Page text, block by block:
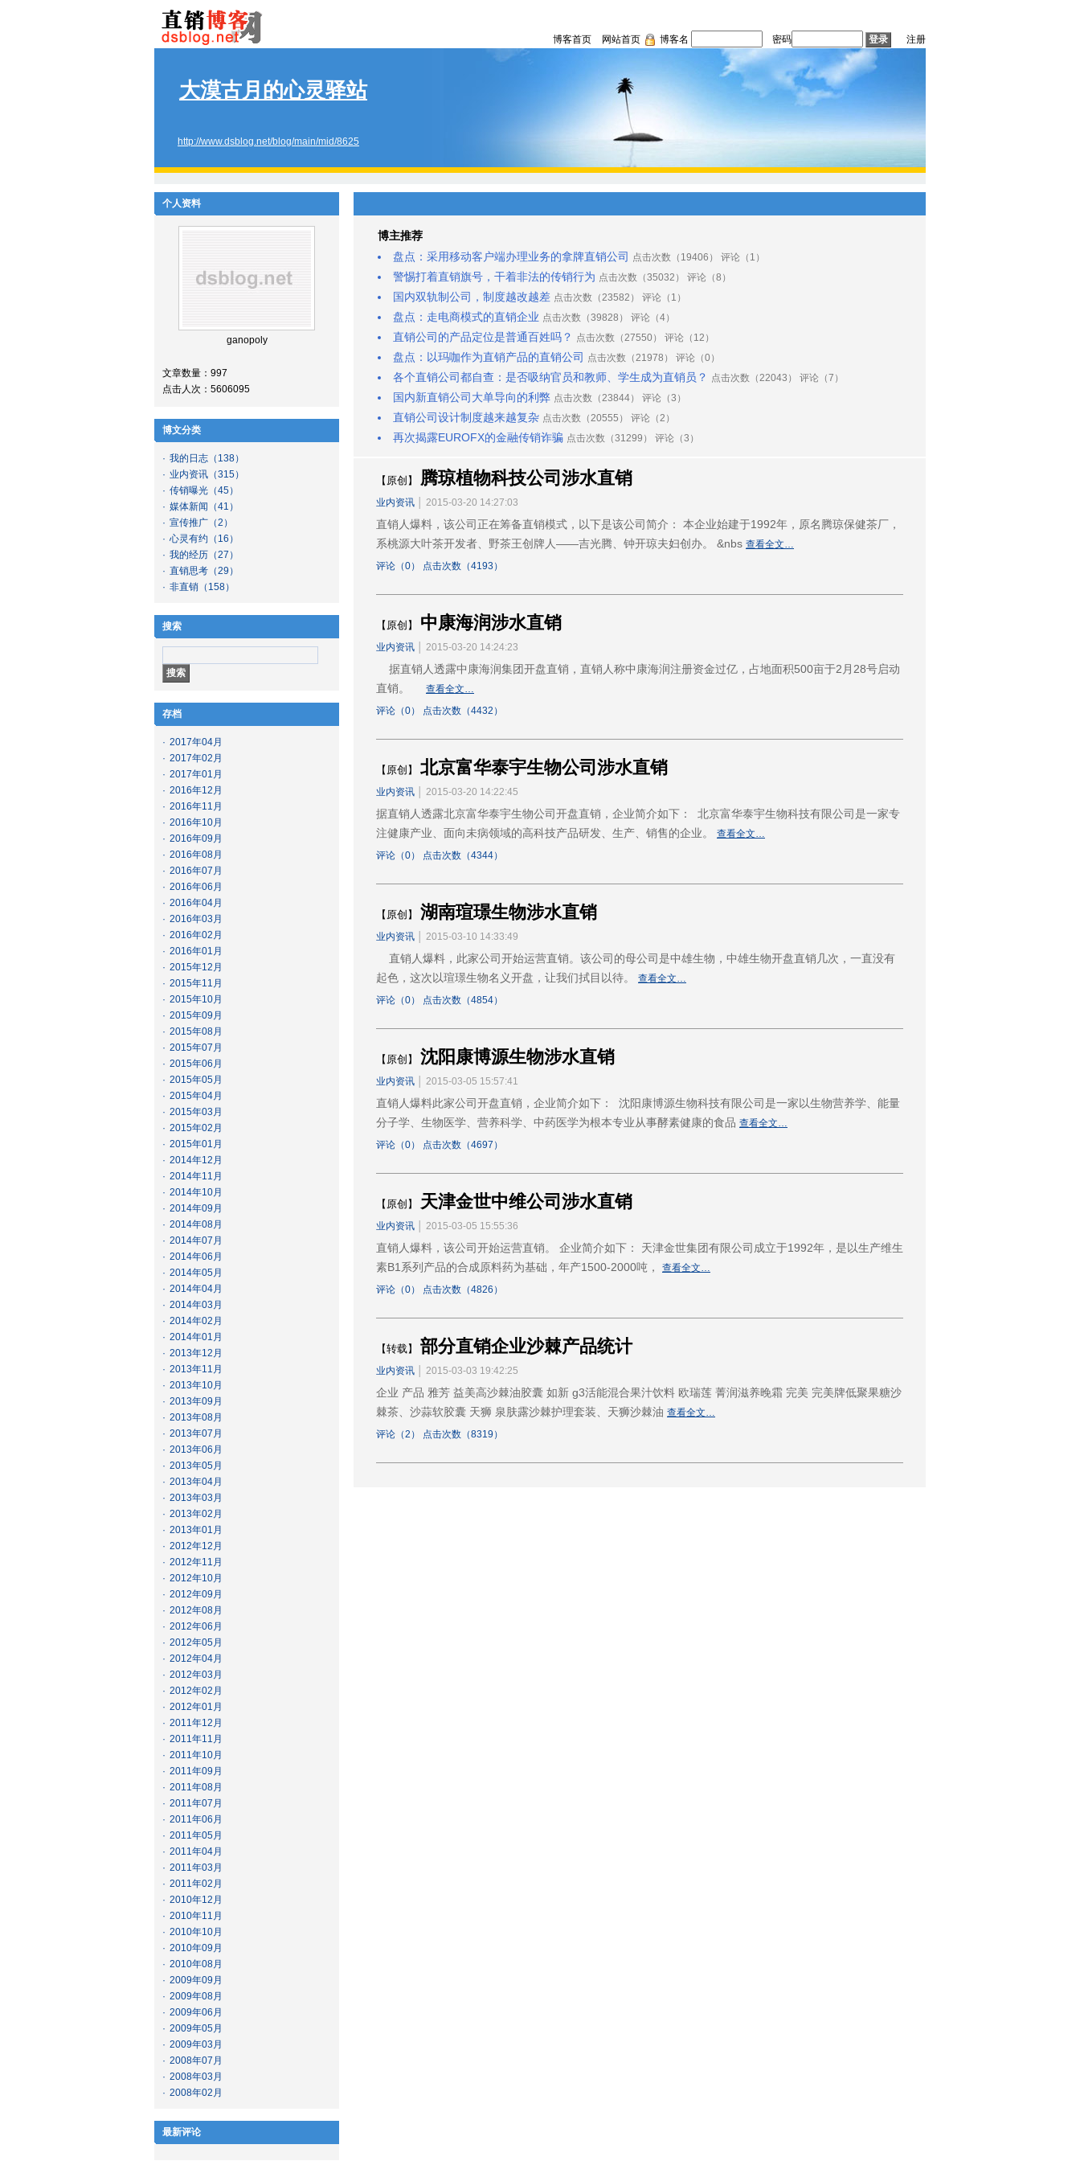
博客首页 网站首页 博客名 密码 注册
大漠古月的心灵驿站
http://www.dsblog.net/blog/main/mid/8625
个人资料
ganopoly
文章数量：997
点击人次：5606095
博文分类
· 我的日志 （138）
· 业内资讯 （315）
· 传销曝光 （45）
· 媒体新闻 （41）
· 宣传推广 （2）
· 心灵有约 （16）
· 我的经历 （27）
· 直销思考 （29）
· 非直销 （158）
搜索
存档
· 2017年04月
· 2017年02月
· 2017年01月
· 2016年12月
· 2016年11月
· 2016年10月
· 2016年09月
· 2016年08月
· 2016年07月
· 2016年06月
· 2016年04月
· 2016年03月
· 2016年02月
· 2016年01月
· 2015年12月
· 2015年11月
· 2015年10月
· 2015年09月
· 2015年08月
· 2015年07月
· 2015年06月
· 2015年05月
· 2015年04月
· 2015年03月
· 2015年02月
· 2015年01月
· 2014年12月
· 2014年11月
· 2014年10月
· 2014年09月
· 2014年08月
· 2014年07月
· 2014年06月
· 2014年05月
· 2014年04月
· 2014年03月
· 2014年02月
· 2014年01月
· 2013年12月
· 2013年11月
· 2013年10月
· 2013年09月
· 2013年08月
· 2013年07月
· 2013年06月
· 2013年05月
· 2013年04月
· 2013年03月
· 2013年02月
· 2013年01月
· 2012年12月
· 2012年11月
· 2012年10月
· 2012年09月
· 2012年08月
· 2012年06月
· 2012年05月
· 2012年04月
· 2012年03月
· 2012年02月
· 2012年01月
· 2011年12月
· 2011年11月
· 2011年10月
· 2011年09月
· 2011年08月
· 2011年07月
· 2011年06月
· 2011年05月
· 2011年04月
· 2011年03月
· 2011年02月
· 2010年12月
· 2010年11月
· 2010年10月
· 2010年09月
· 2010年08月
· 2009年09月
· 2009年08月
· 2009年06月
· 2009年05月
· 2009年03月
· 2008年07月
· 2008年03月
· 2008年02月
最新评论
博主推荐
盘点：采用移动客户端办理业务的拿牌直销公司 点击次数（19406） 评论（1）
警惕打着直销旗号，干着非法的传销行为 点击次数（35032） 评论（8）
国内双轨制公司，制度越改越差 点击次数（23582） 评论（1）
盘点：走电商模式的直销企业 点击次数（39828） 评论（4）
直销公司的产品定位是普通百姓吗？ 点击次数（27550） 评论（12）
盘点：以玛咖作为直销产品的直销公司 点击次数（21978） 评论（0）
各个直销公司都自查：是否吸纳官员和教师、学生成为直销员？ 点击次数（22043） 评论（7）
国内新直销公司大单导向的利弊 点击次数（23844） 评论（3）
直销公司设计制度越来越复杂 点击次数（20555） 评论（2）
再次揭露EUROFX的金融传销诈骗 点击次数（31299） 评论（3）
【原创】 腾琼植物科技公司涉水直销
业内资讯 │ 2015-03-20 14:27:03
直销人爆料，该公司正在筹备直销模式，以下是该公司简介： 本企业始建于1992年，原名腾琼保健茶厂，
系桃源大叶茶开发者、野茶王创牌人——吉光腾、钟开琼夫妇创办。 &nbs 查看全文…
评论（0） 点击次数（4193）
【原创】 中康海润涉水直销
业内资讯 │ 2015-03-20 14:24:23
据直销人透露中康海润集团开盘直销，直销人称中康海润注册资金过亿，占地面积500亩于2月28号启动
直销。 查看全文…
评论（0） 点击次数（4432）
【原创】 北京富华泰宇生物公司涉水直销
业内资讯 │ 2015-03-20 14:22:45
据直销人透露北京富华泰宇生物公司开盘直销，企业简介如下： 北京富华泰宇生物科技有限公司是一家专
注健康产业、面向未病领域的高科技产品研发、生产、销售的企业。 查看全文…
评论（0） 点击次数（4344）
【原创】 湖南瑄璟生物涉水直销
业内资讯 │ 2015-03-10 14:33:49
直销人爆料，此家公司开始运营直销。该公司的母公司是中雄生物，中雄生物开盘直销几次，一直没有
起色，这次以瑄璟生物名义开盘，让我们拭目以待。 查看全文…
评论（0） 点击次数（4854）
【原创】 沈阳康博源生物涉水直销
业内资讯 │ 2015-03-05 15:57:41
直销人爆料此家公司开盘直销，企业简介如下： 沈阳康博源生物科技有限公司是一家以生物营养学、能量
分子学、生物医学、营养科学、中药医学为根本专业从事酵素健康的食品 查看全文…
评论（0） 点击次数（4697）
【原创】 天津金世中维公司涉水直销
业内资讯 │ 2015-03-05 15:55:36
直销人爆料，该公司开始运营直销。 企业简介如下： 天津金世集团有限公司成立于1992年，是以生产维生
素B1系列产品的合成原料药为基础，年产1500-2000吨， 查看全文…
评论（0） 点击次数（4826）
【转载】 部分直销企业沙棘产品统计
业内资讯 │ 2015-03-03 19:42:25
企业 产品 雅芳 益美高沙棘油胶囊 如新 g3活能混合果汁饮料 欧瑞莲 菁润滋养晚霜 完美 完美牌低聚果糖沙
棘茶、沙蒜软胶囊 天狮 泉肤露沙棘护理套装、天狮沙棘油 查看全文…
评论（2） 点击次数（8319）